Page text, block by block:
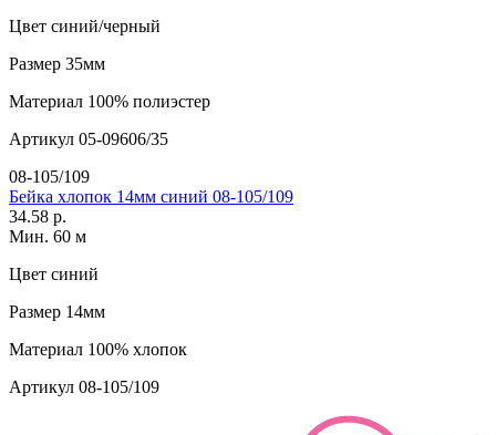
Цвет синий/черный
Размер 35мм
Материал 100% полиэстер
Артикул 05-09606/35
08-105/109
Бейка хлопок 14мм синий 08-105/109
34.58 р.
Мин. 60 м
Цвет синий
Размер 14мм
Материал 100% хлопок
Артикул 08-105/109